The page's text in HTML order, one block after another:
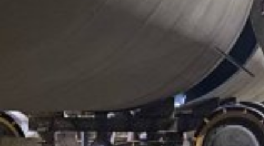
выполнила выгрузку, перемещение и монтаж прессового
оборудования на предприятии по производству
водонагревателей. Общая масса смонтированного
Задача
Заказчик приобрел: